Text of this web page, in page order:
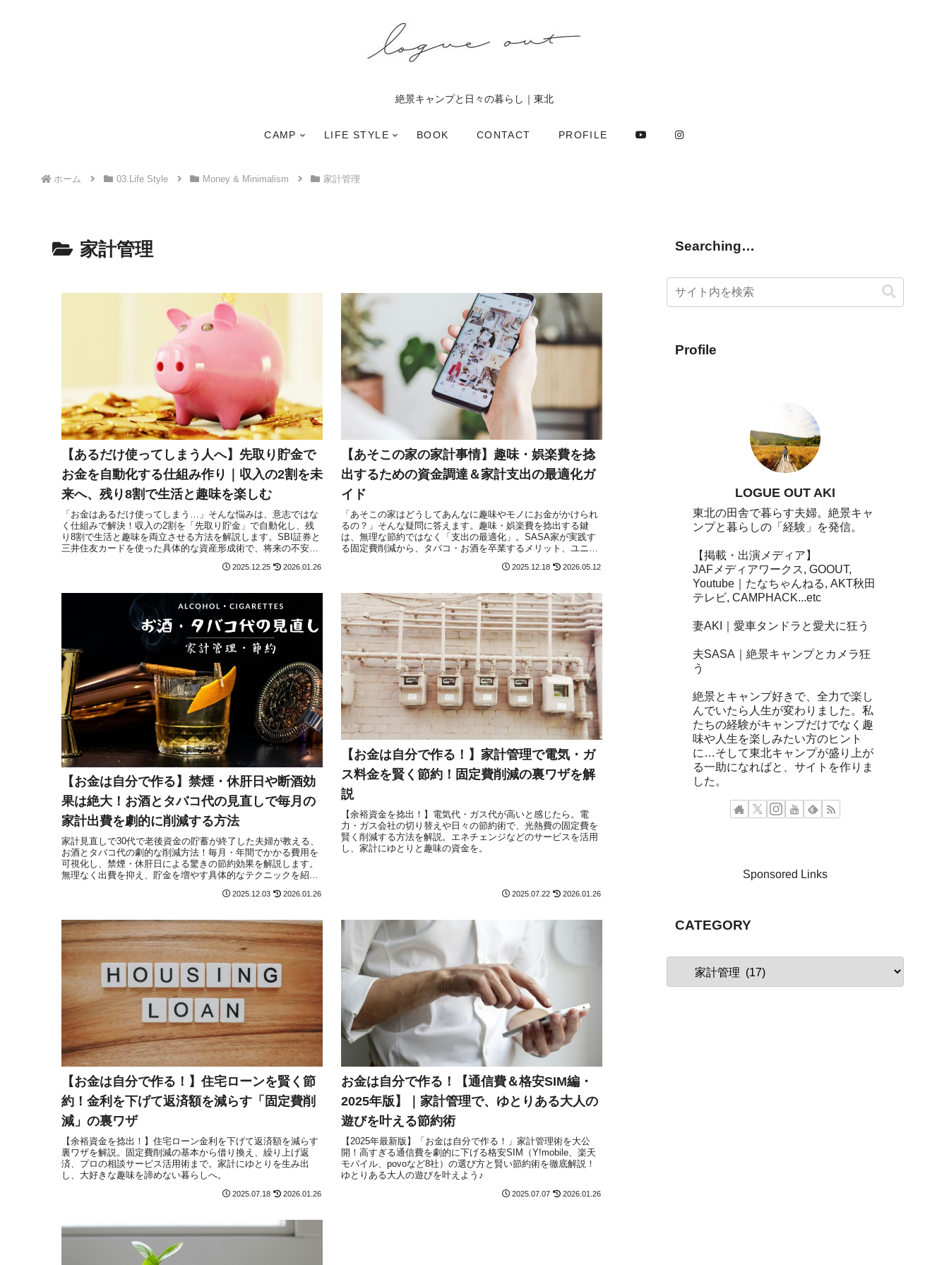
絶景キャンプと日々の暮らし｜東北
CAMP LIFE STYLE BOOK CONTACT PROFILE
ホーム 03.Life Style Money & Minimalism 家計管理
家計管理
【あるだけ使ってしまう人へ】先取り貯金で
お金を自動化する仕組み作り｜収入の2割を未
来へ、残り8割で生活と趣味を楽しむ
「お金はあるだけ使ってしまう…」そんな悩みは、意志ではな
く仕組みで解決！収入の2割を「先取り貯金」で自動化し、残
り8割で生活と趣味を両立させる方法を解説します。SBI証券と
三井住友カードを使った具体的な資産形成術で、将来の不安を
2025.12.25 2026.01.26
【あそこの家の家計事情】趣味・娯楽費を捻
出するための資金調達＆家計支出の最適化ガ
イド
「あそこの家はどうしてあんなに趣味やモノにお金がかけられ
るの？」そんな疑問に答えます。趣味・娯楽費を捻出する鍵
は、無理な節約ではなく「支出の最適化」。SASA家が実践す
る固定費削減から、タバコ・お酒を卒業するメリット、ユニク
で。賢くお金を管理して、本当に欲しいものを手に入れるため
2025.12.18 2026.05.12
【お金は自分で作る】禁煙・休肝日や断酒効
果は絶大！お酒とタバコ代の見直しで毎月の
家計出費を劇的に削減する方法
家計見直しで30代で老後資金の貯蓄が終了した夫婦が教える、
お酒とタバコ代の劇的な削減方法！毎月・年間でかかる費用を
可視化し、禁煙・休肝日による驚きの節約効果を解説します。
無理なく出費を抑え、貯金を増やす具体的なテクニックを紹
2025.12.03 2026.01.26
【お金は自分で作る！】家計管理で電気・ガ
ス料金を賢く節約！固定費削減の裏ワザを解
説
【余裕資金を捻出！】電気代・ガス代が高いと感じたら。電
力・ガス会社の切り替えや日々の節約術で、光熱費の固定費を
賢く削減する方法を解説。エネチェンジなどのサービスを活用
し、家計にゆとりと趣味の資金を。
2025.07.22 2026.01.26
【お金は自分で作る！】住宅ローンを賢く節
約！金利を下げて返済額を減らす「固定費削
減」の裏ワザ
【余裕資金を捻出！】住宅ローン金利を下げて返済額を減らす
裏ワザを解説。固定費削減の基本から借り換え、繰り上げ返
済、プロの相談サービス活用術まで。家計にゆとりを生み出
し、大好きな趣味を諦めない暮らしへ。
2025.07.18 2026.01.26
お金は自分で作る！【通信費＆格安SIM編・
2025年版】｜家計管理で、ゆとりある大人の
遊びを叶える節約術
【2025年最新版】「お金は自分で作る！」家計管理術を大公
開！高すぎる通信費を劇的に下げる格安SIM（Y!mobile、楽天
モバイル、povoなど8社）の選び方と賢い節約術を徹底解説！
ゆとりある大人の遊びを叶えよう♪
2025.07.07 2026.01.26
Searching…
Profile
LOGUE OUT AKI
東北の田舎で暮らす夫婦。絶景キャ
ンプと暮らしの「経験」を発信。
【掲載・出演メディア】
JAFメディアワークス, GOOUT,
Youtube｜たなちゃんねる, AKT秋田
テレビ, CAMPHACK...etc
妻AKI｜愛車タンドラと愛犬に狂う
夫SASA｜絶景キャンプとカメラ狂
う
絶景とキャンプ好きで、全力で楽し
んでいたら人生が変わりました。私
たちの経験がキャンプだけでなく趣
味や人生を楽しみたい方のヒント
に…そして東北キャンプが盛り上が
る一助になればと、サイトを作りま
した。
Sponsored Links
CATEGORY